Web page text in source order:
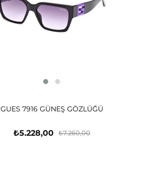
GUES 7916 GÜNEŞ GÖZLÜĞÜ
₺5.228,00 ₺7.260,00